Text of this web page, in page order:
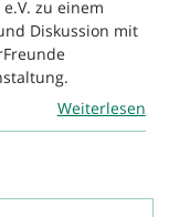
zu einem
Diskussion mit
Weiterlesen